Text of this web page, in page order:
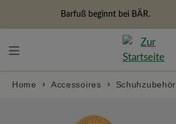
Freiheitspioniere
Home Accessoires Schuhzubehör